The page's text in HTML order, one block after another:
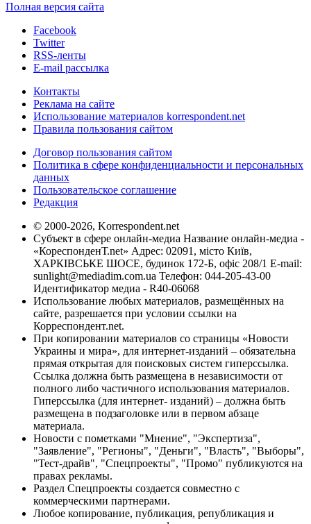
Полная версия сайта
Facebook
Twitter
RSS-ленты
E-mail рассылка
Контакты
Реклама на сайте
Использование материалов korrespondent.net
Правила пользования сайтом
Договор пользования сайтом
Политика в сфере конфиденциальности и персональных
данных
Пользовательское соглашение
Редакция
© 2000-2026, Korrespondent.net
Субъект в сфере онлайн-медиа Название онлайн-медиа -
«КореспонденТ.net» Адрес: 02091, місто Київ,
ХАРКІВСЬКЕ ШОСЕ, будинок 172-Б, офіс 208/1 E-mail:
sunlight@mediadim.com.ua Телефон: 044-205-43-00
Идентификатор медиа - R40-06068
Использование любых материалов, размещённых на
сайте, разрешается при условии ссылки на
Корреспондент.net.
При копировании материалов со страницы «Новости
Украины и мира», для интернет-изданий – обязательна
прямая открытая для поисковых систем гиперссылка.
Ссылка должна быть размещена в независимости от
полного либо частичного использования материалов.
Гиперссылка (для интернет- изданий) – должна быть
размещена в подзаголовке или в первом абзаце
материала.
Новости с пометками "Мнение", "Экспертиза",
"Заявление", "Регионы", "Деньги", "Власть", "Выборы",
"Тест-драйв", "Спецпроекты", "Промо" публикуются на
правах рекламы.
Раздел Спецпроекты создается совместно с
коммерческими партнерами.
Любое копирование, публикация, републикация и